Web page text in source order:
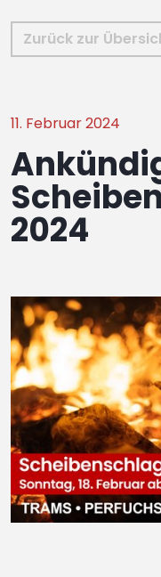
Zurück zur
11. Februar 2024
2024